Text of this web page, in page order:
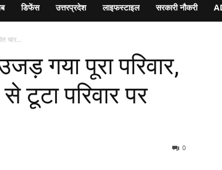
डिफेंस उत्तरप्रदेश लाइफस्टाइल सरकारी नौकरी
चार...
गया पूरा परिवार,
टूटा परिवार पर
0